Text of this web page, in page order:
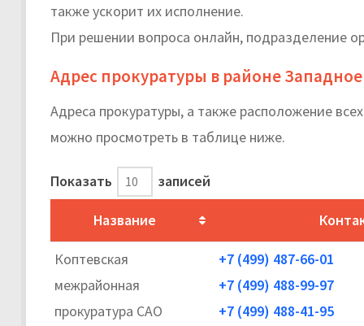
также ускорит их исполнение.
При решении вопроса онлайн, подразделение
Адрес прокуратуры в районе
Адреса прокуратуры, а также расположение
можно просмотреть в таблице ниже.
Показать записей
Название
Коптевская
межрайонная
прокуратура САО
+7 (499) 487-66-01
+7 (499) 488-99-97
+7 (499) 488-41-95